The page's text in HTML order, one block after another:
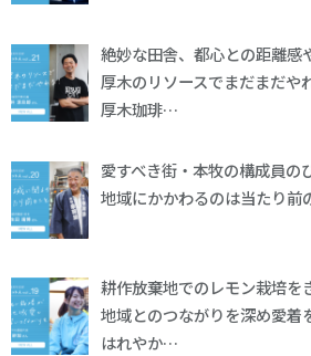
絶妙な田舎、都心との距離感
厚木のリソースでまだまだや
厚木珈琲…
愛すべき街・本牧の構成員の
地域にかかわるのは当たり前
耕作放棄地でのレモン栽培を
地域とのつながりを深め愛着
はれやか…